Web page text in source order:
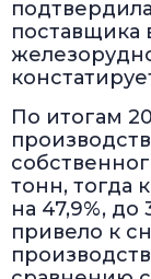
поставщика
По итогам
тонн, тогда
на 47,9%, до
привело к